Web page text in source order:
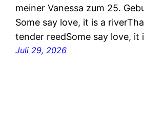
meiner Vanessa zum 25.
Some say love, it is a
tender reedSome say love,
Juli 29, 2026